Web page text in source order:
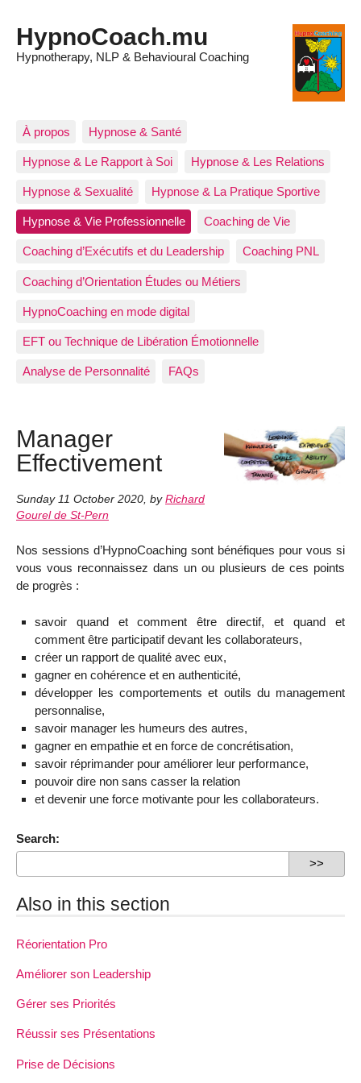
HypnoCoach.mu
Hypnotherapy, NLP & Behavioural Coaching
À propos Hypnose & Santé
Hypnose & Le Rapport à Soi Hypnose & Les Relations
Hypnose & Sexualité Hypnose & La Pratique Sportive
Hypnose & Vie Professionnelle Coaching de Vie
Coaching d’Exécutifs et du Leadership Coaching PNL
Coaching d’Orientation Études ou Métiers
HypnoCoaching en mode digital
EFT ou Technique de Libération Émotionnelle
Analyse de Personnalité FAQs
Manager
Effectivement
Sunday 11 October 2020 by Richard
Gourel de St-Pern
Nos sessions d’HypnoCoaching sont bénéfiques pour vous si
vous vous reconnaissez dans un ou plusieurs de ces points
de progrès :
savoir quand et comment être directif, et quand et
comment être participatif devant les collaborateurs,
créer un rapport de qualité avec eux,
gagner en cohérence et en authenticité,
développer les comportements et outils du management
personnalise,
savoir manager les humeurs des autres,
gagner en empathie et en force de concrétisation,
savoir réprimander pour améliorer leur performance,
pouvoir dire non sans casser la relation
et devenir une force motivante pour les collaborateurs.
Search:
Also in this section
Réorientation Pro
Améliorer son Leadership
Gérer ses Priorités
Réussir ses Présentations
Prise de Décisions